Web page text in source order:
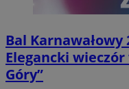
Bal Karnawałowy
Elegancki
Góry”